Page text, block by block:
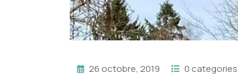
26 octobre, 2019 0 categories